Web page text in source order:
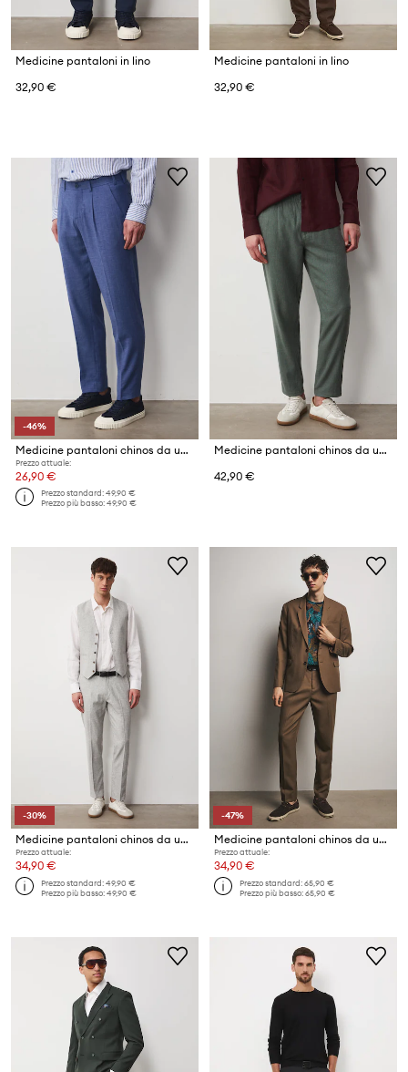
Medicine pantaloni in lino
32,90 €
Medicine pantaloni in lino
32,90 €
-46%
Medicine pantaloni chinos da uomo con lino
Prezzo attuale:
26,90 €
Prezzo standard:49,90 €
Prezzo più basso:49,90 €
Medicine pantaloni chinos da uomo con lino
42,90 €
-30%
Medicine pantaloni chinos da uomo con lino
Prezzo attuale:
34,90 €
Prezzo standard:49,90 €
Prezzo più basso:49,90 €
-47%
Medicine pantaloni chinos da uomo in lana
Prezzo attuale:
34,90 €
Prezzo standard:65,90 €
Prezzo più basso:65,90 €